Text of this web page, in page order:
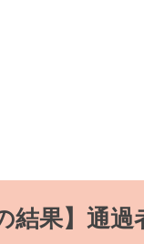
結果】通過